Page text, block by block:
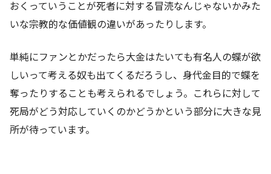
おくっていうことが死者に対する冒涜なんじゃないかみた
いな宗教的な価値観の違いがあったりします。
単純にファンとかだったら大金はたいても有名人の蝶が欲
しいって考える奴も出てくるだろうし、身代金目的で蝶を
奪ったりすることも考えられるでしょう。これらに対して
死局がどう対応していくのかどうかという部分に大きな見
所が待っています。